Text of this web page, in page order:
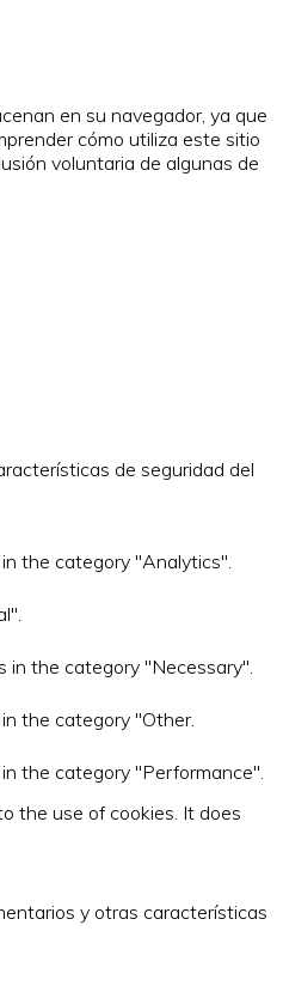
en su navegador, ya que
cómo utiliza este sitio
voluntaria de algunas de
de seguridad del
the category "Analytics".
in the category "Necessary".
the category "Other.
the category "Performance".
the use of cookies. It does
y otras características